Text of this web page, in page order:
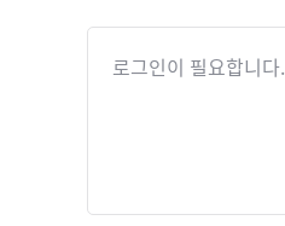
로그인이 필요합니다.